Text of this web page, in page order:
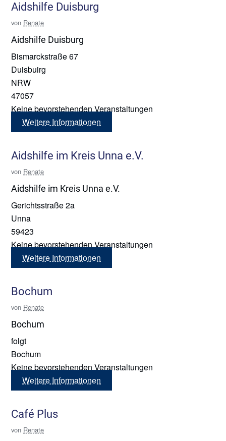
Aidshilfe Duisburg
von Renate
Aidshilfe Duisburg
Bismarckstraße 67
Duisbuirg
NRW
47057
Keine bevorstehenden Veranstaltungen
Weitere Informationen
Aidshilfe im Kreis Unna e.V.
von Renate
Aidshilfe im Kreis Unna e.V.
Gerichtsstraße 2a
Unna
59423
Keine bevorstehenden Veranstaltungen
Weitere Informationen
Bochum
von Renate
Bochum
folgt
Bochum
Keine bevorstehenden Veranstaltungen
Weitere Informationen
Café Plus
von Renate